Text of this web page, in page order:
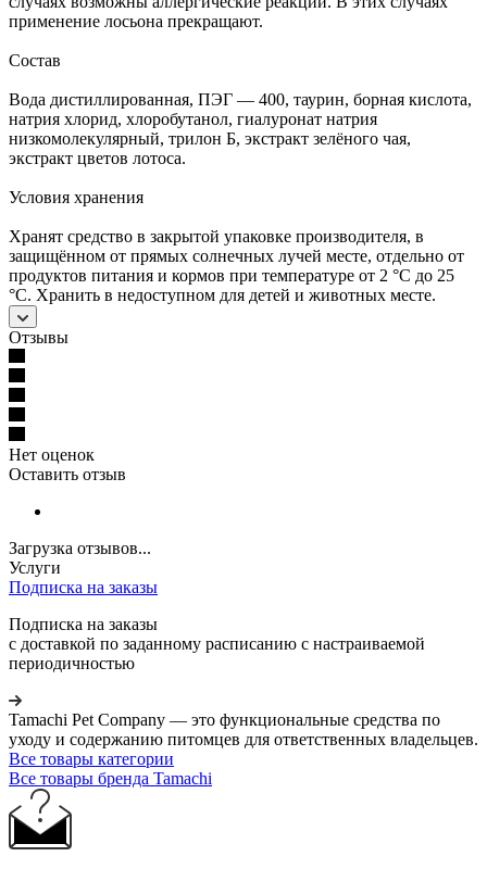
применение лосьона прекращают.
Состав
Вода дистиллированная, ПЭГ — 400, таурин, борная кислота,
натрия хлорид, хлоробутанол, гиалуронат натрия
низкомолекулярный, трилон Б, экстракт зелёного чая,
экстракт цветов лотоса.
Условия хранения
Хранят средство в закрытой упаковке производителя, в
защищённом от прямых солнечных лучей месте, отдельно от
продуктов питания и кормов при температуре от 2 °C до 25
°C. Хранить в недоступном для детей и животных месте.
Отзывы
Нет оценок
Оставить отзыв
Загрузка отзывов...
Услуги
Подписка на заказы
Подписка на заказы
с доставкой по заданному расписанию с настраиваемой
периодичностью
Tamachi Pet Company — это функциональные средства по
уходу и содержанию питомцев для ответственных владельцев.
Все товары категории
Все товары бренда Tamachi